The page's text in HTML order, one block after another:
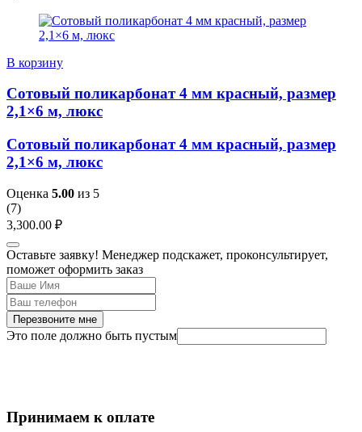
В корзину
Сотовый поликарбонат 4 мм красный, размер
2,1×6 м, люкс
Сотовый поликарбонат 4 мм красный, размер
2,1×6 м, люкс
Оценка 5.00 из 5
(7)
3,300.00 ₽
Оставьте заявку! Менеджер подскажет, проконсультирует,
поможет оформить заказ
Перезвоните мне
Это поле должно быть пустым
Принимаем к оплате